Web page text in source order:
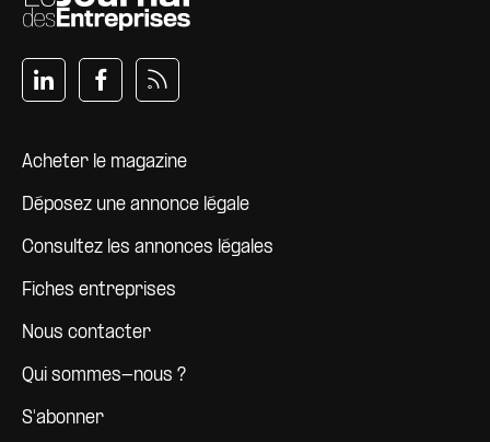
Pied de page
Acheter le magazine
Déposez une annonce légale
Consultez les annonces légales
Fiches entreprises
Nous contacter
Qui sommes-nous ?
S'abonner